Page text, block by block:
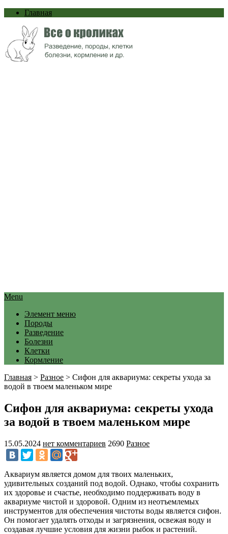
Главная
Menu
Элемент меню
Породы
Разведение
Болезни
Клетки
Кормление
Главная > Разное > Сифон для аквариума: секреты ухода за
водой в твоем маленьком мире
Сифон для аквариума: секреты ухода
за водой в твоем маленьком мире
15.05.2024 нет комментариев 2690 Разное
Аквариум является домом для твоих маленьких,
удивительных созданий под водой. Однако, чтобы сохранить
их здоровье и счастье, необходимо поддерживать воду в
аквариуме чистой и здоровой. Одним из неотъемлемых
инструментов для обеспечения чистоты воды является сифон.
Он помогает удалять отходы и загрязнения, освежая воду и
создавая лучшие условия для жизни рыбок и растений.